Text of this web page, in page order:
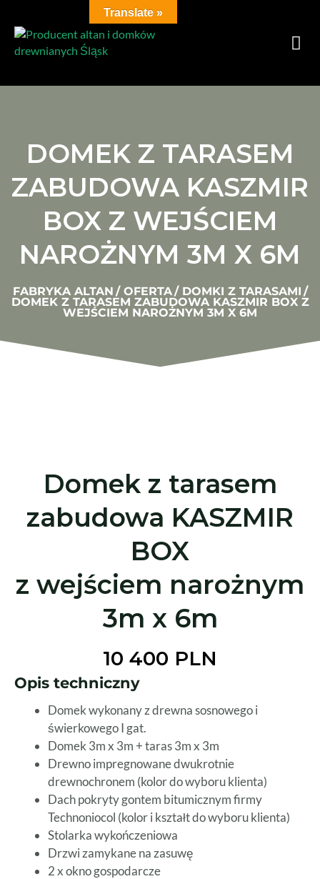
DOMEK Z TARASEM
ZABUDOWA KASZMIR
BOX Z WEJŚCIEM
NAROŻNYM 3M X 6M
FABRYKA ALTAN / OFERTA/ DOMKI Z TARASAMI /
DOMEK Z TARASEM ZABUDOWA KASZMIR BOX Z
WEJŚCIEM NAROŻNYM 3M X 6M
Domek z tarasem
zabudowa KASZMIR
BOX
z wejściem narożnym
3m x 6m
10 400 PLN
Opis techniczny
Domek wykonany z drewna sosnowego i
świerkowego I gat.
Domek 3m x 3m + taras 3m x 3m
Drewno impregnowane dwukrotnie
drewnochronem (kolor do wyboru klienta)
Dach pokryty gontem bitumicznym firmy
Technoniocol (kolor i kształt do wyboru klienta)
Stolarka wykończeniowa
Drzwi zamykane na zasuwę
2 x okno gospodarcze
Translate »